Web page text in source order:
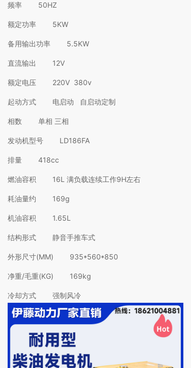
频率 50HZ
额定功率 5KW
备用输出功率 5.5KW
直流输出 12V
额定电压 220V 380v
起动方式 电启动 自启动定制
相数 单相 三相
发动机型号 LD186FA
排量 418cc
燃油容积 16L 满负载连续工作9H左右
耗油量约 169g
机油容积 1.65L
结构形式 静音手推车式
外形尺寸(MM) 935*560*850
净重/毛重(KG) 169kg
冷却方式 强制风冷